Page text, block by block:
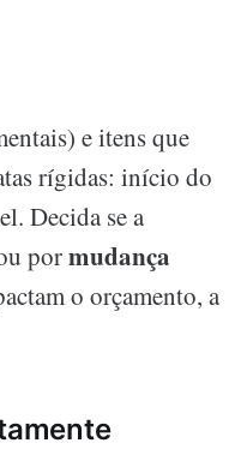
e itens que
rígidas: início do
Decida se a
pormudança
o orçamento, a